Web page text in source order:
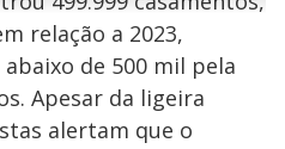
relação a 2023,
de 500 mil pela
Apesar da ligeira
alertam que o